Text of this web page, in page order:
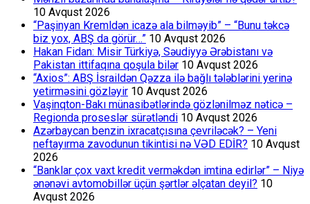
10 Avqust 2026
“Paşinyan Kremldən icazə ala bilməyib” – “Bunu təkcə
biz yox, ABŞ da görür…” 10 Avqust 2026
Hakan Fidan: Misir Türkiyə, Səudiyyə Ərəbistanı və
Pakistan ittifaqına qoşula bilər 10 Avqust 2026
“Axios”: ABŞ İsraildən Qəzza ilə bağlı tələblərini yerinə
yetirməsini gözləyir 10 Avqust 2026
Vaşinqton-Bakı münasibətlərində gözlənilməz nəticə –
Regionda proseslər sürətləndi 10 Avqust 2026
Azərbaycan benzin ixracatçısına çevriləcək? – Yeni
neftayırma zavodunun tikintisi nə VƏD EDİR? 10 Avqust
2026
“Banklar çox vaxt kredit verməkdən imtina edirlər” – Niyə
ənənəvi avtomobillər üçün şərtlər əlçatan deyil? 10
Avqust 2026